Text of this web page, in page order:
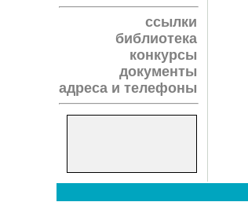
ссылки
библиотека
конкурсы
документы
адреса и телефоны